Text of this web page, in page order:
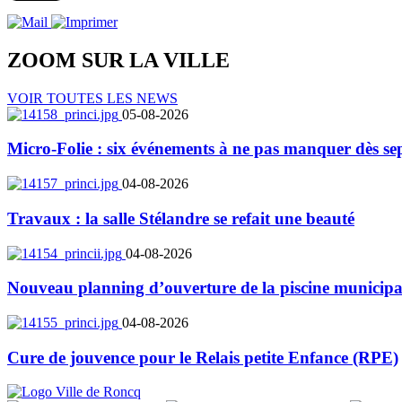
ZOOM SUR LA VILLE
VOIR TOUTES LES NEWS
05-08-2026
Micro-Folie : six événements à ne pas manquer dès
04-08-2026
Travaux : la salle Stélandre se refait une beauté
04-08-2026
Nouveau planning d’ouverture de la piscine
04-08-2026
Cure de jouvence pour le Relais petite Enfance (RPE)